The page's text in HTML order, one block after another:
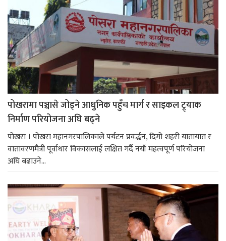
पोखरामा पञ्चासे जोड्ने आधुनिक पहुँच मार्ग र साइकल ट्र्याक
निर्माण परियोजना अघि बढ्ने
पोखरा । पोखरा महानगरपालिकाले पर्यटन प्रवर्द्धन, दिगो शहरी यातायात र
वातावरणमैत्री पूर्वाधार विकासलाई लक्षित गर्दै नयाँ महत्वपूर्ण परियोजना
अघि बढाउने...